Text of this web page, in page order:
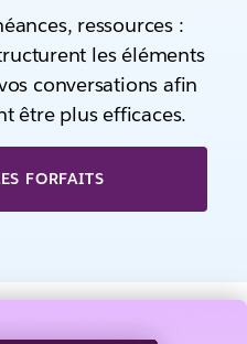
ressources :
les éléments
conversations afin
être plus efficaces.
FORFAITS